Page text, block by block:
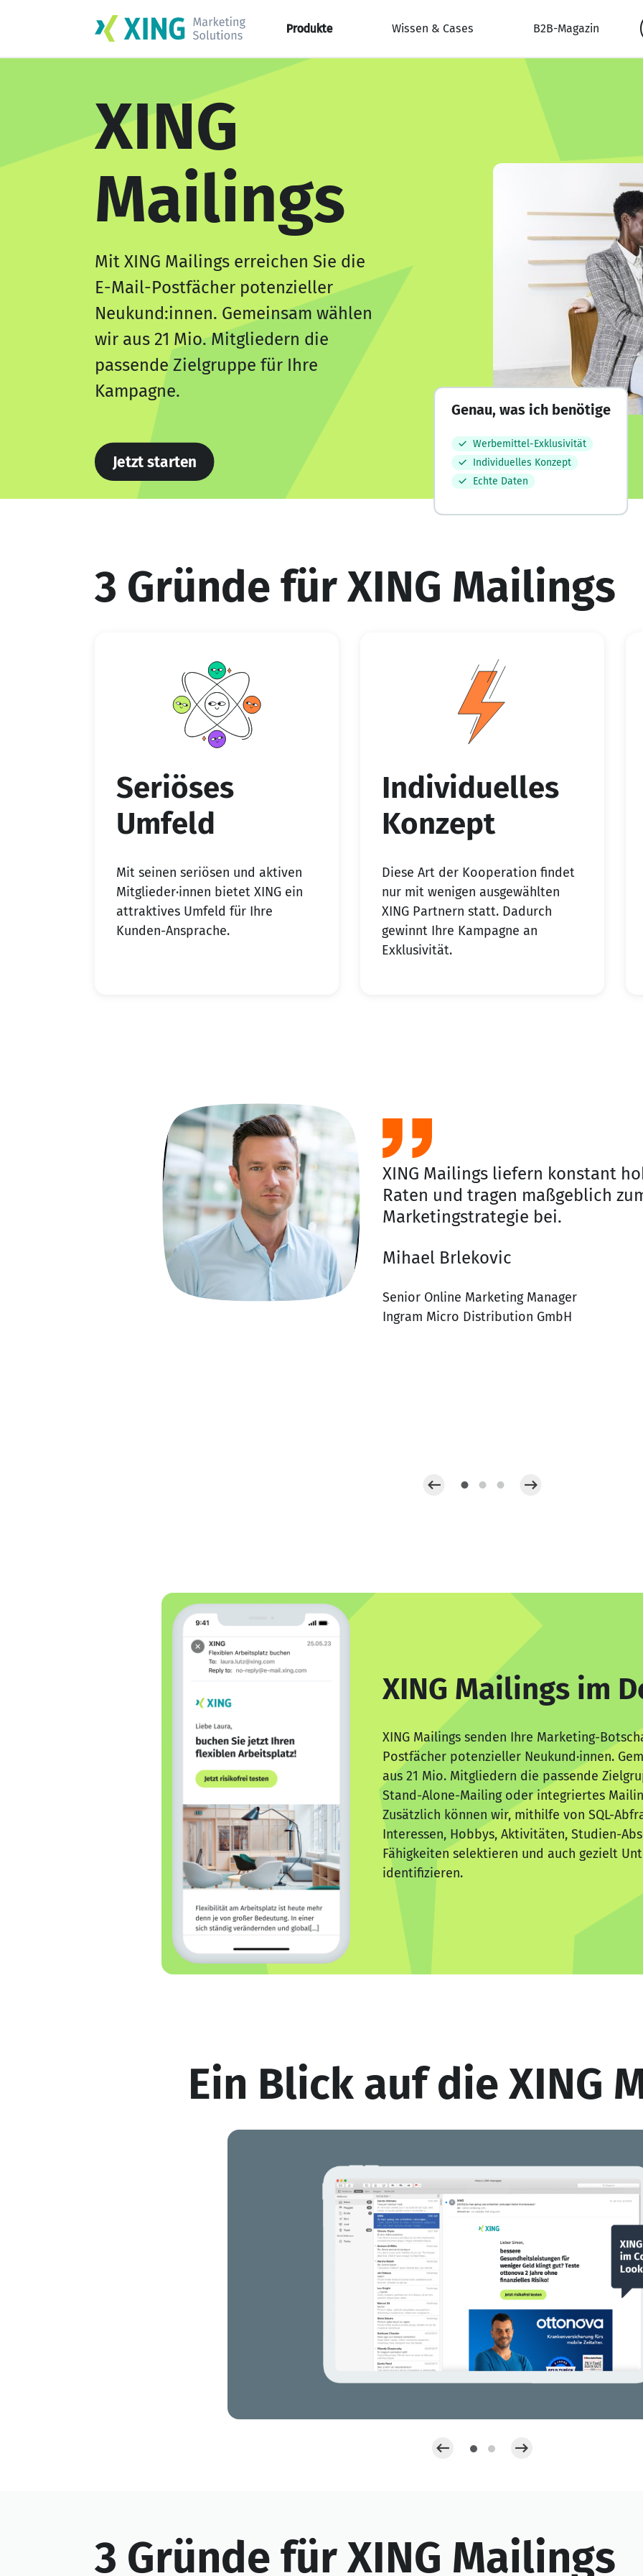
Produkte Wissen & Cases B2B-Magazin
XING
Mailings
Mit XING Mailings erreichen Sie die
E-Mail-Postfächer potenzieller
Neukund:innen. Gemeinsam wählen
wir aus 21 Mio. Mitgliedern die
passende Zielgruppe für Ihre
Kampagne.
Jetzt starten
Genau, was ich benötige
Werbemittel-Exklusivität
Individuelles Konzept
Echte Daten
3 Gründe für XING Mailings
Seriöses
Umfeld
Mit seinen seriösen und aktiven
Mitglieder·innen bietet XING ein
attraktives Umfeld für Ihre
Kunden-Ansprache.
Individuelles
Konzept
Diese Art der Kooperation findet
nur mit wenigen ausgewählten
XING Partnern statt. Dadurch
gewinnt Ihre Kampagne an
Exklusivität.
XING Mailings liefern konstant
Raten und tragen maßgeblich
Marketingstrategie bei.
Mihael Brlekovic
Senior Online Marketing Manager
Ingram Micro Distribution GmbH
XING Mailings im
XING Mailings senden Ihre Marketing-
Postfächer potenzieller Neukund·innen.
aus 21 Mio. Mitgliedern die passende
Stand-Alone-Mailing oder integriertes
Zusätzlich können wir, mithilfe von SQL-
Interessen, Hobbys, Aktivitäten, Studien-
Fähigkeiten selektieren und auch gezielt
identifizieren.
Ein Blick auf die XING
3 Gründe für XING Mailings